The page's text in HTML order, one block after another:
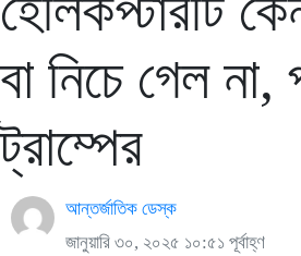
বা নিচে গেল
ট্রাম্পের
আন্তর্জাতিক ডেস্ক
জানুয়ারি ৩০, ২০২৫ ১০:৫১ পূর্বাহ্ণ